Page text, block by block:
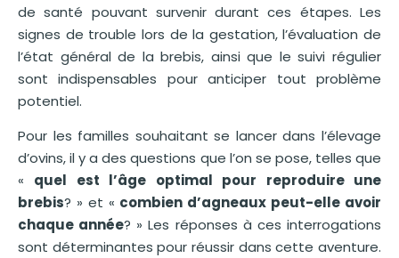
de santé pouvant survenir durant ces étapes. Les
signes de trouble lors de la gestation, l’évaluation de
l’état général de la brebis, ainsi que le suivi régulier
sont indispensables pour anticiper tout problème
potentiel.
Pour les familles souhaitant se lancer dans l’élevage
d’ovins, il y a des questions que l’on se pose, telles que
« quel est l’âge optimal pour reproduire une
brebis? » et « combien d’agneaux peut-elle avoir
chaque année? » Les réponses à ces interrogations
sont déterminantes pour réussir dans cette aventure.